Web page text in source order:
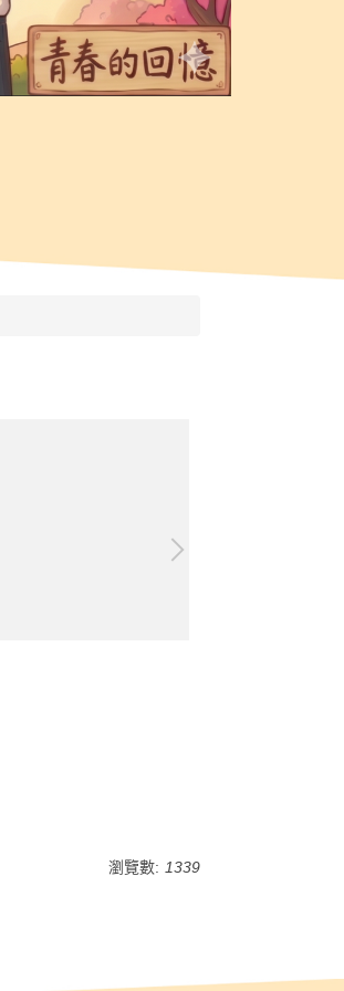
瀏覽數: 1339